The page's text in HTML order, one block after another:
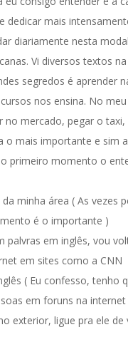
dedicar mais
diariamente nesta
Vi diversos textos
segredos é aprender
nos ensina. No
mercado, pegar o
o mais importante e sim
primeiro momento o
minha área ( As
é o importante )
palvras em inglês, vou
em sites como a CNN
( Eu confesso, tenho
em foruns na internet
exterior, ligue pra ele